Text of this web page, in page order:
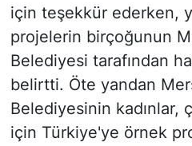
için teşekkür ederken,
projelerin birçoğunun
Belediyesi tarafından
belirtti. Öte yandan
Belediyesinin kadınlar,
için Türkiye'ye örnek